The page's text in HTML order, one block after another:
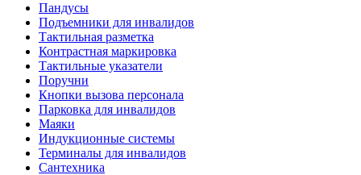
Пандусы
Подъемники для инвалидов
Тактильная разметка
Контрастная маркировка
Тактильные указатели
Поручни
Кнопки вызова персонала
Парковка для инвалидов
Маяки
Индукционные системы
Терминалы для инвалидов
Сантехника